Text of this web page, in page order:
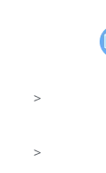
>
>